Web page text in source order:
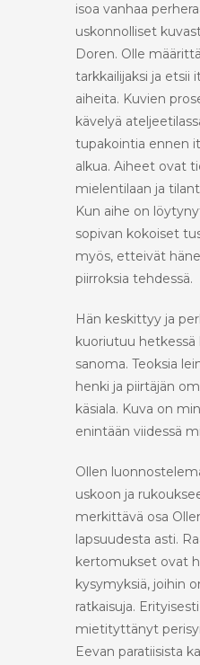
isoa vanhaa
uskonnolliset
Doren. Olle
tarkkailijaksi ja etsii
aiheita. Kuvien
kävelyä
tupakointia ennen
alkua. Aiheet ovat
mielentilaan ja
Kun aihe on
sopivan kokoiset
myös, etteivät
piirroksia tehdessä.
Hän keskittyy ja
kuoriutuu hetkessä
sanoma. Teoksia
henki ja piirtäjän
käsiala. Kuva on
enintään viidessä
Ollen
uskoon ja
merkittävä osa
lapsuudesta asti.
kertomukset ovat
kysymyksiä, joihin
ratkaisuja.
mietityttänyt
Eevan paratiisista